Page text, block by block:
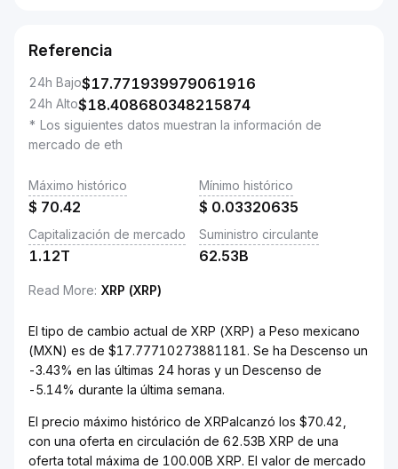
Referencia
24h Bajo$17.771939979061916
24h Alto$18.408680348215874
* Los siguientes datos muestran la información de
mercado de eth
Máximo histórico
$ 70.42
Mínimo histórico
$ 0.03320635
Capitalización de mercado
1.12T
Suministro circulante
62.53B
Read More: XRP (XRP)
El tipo de cambio actual de XRP (XRP) a Peso mexicano
(MXN) es de $17.77710273881181. Se ha Descenso un
-3.43% en las últimas 24 horas y un Descenso de
-5.14% durante la última semana.
El precio máximo histórico de XRPalcanzó los $70.42,
con una oferta en circulación de 62.53B XRP de una
oferta total máxima de 100.00B XRP. El valor de mercado